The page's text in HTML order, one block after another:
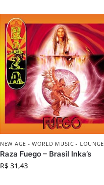
NEW AGE - WORLD MUSIC - LOUNGE
Raza Fuego – Brasil Inka’s
R$ 31,43